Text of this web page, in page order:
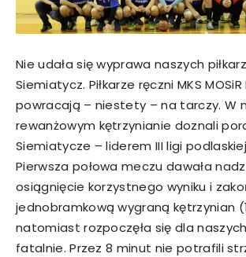
Nie udała się wyprawa naszych
Siemiatycz. Piłkarze ręczni MKS
powracają – niestety – na tarczy. W
rewanżowym kętrzynianie doznali
Siemiatycze – liderem III ligi podlaskiej
Pierwsza połowa meczu dawała
osiągnięcie korzystnego wyniku i
jednobramkową wygraną kętrzynian
natomiast rozpoczęła się dla
fatalnie. Przez 8 minut nie potrafili